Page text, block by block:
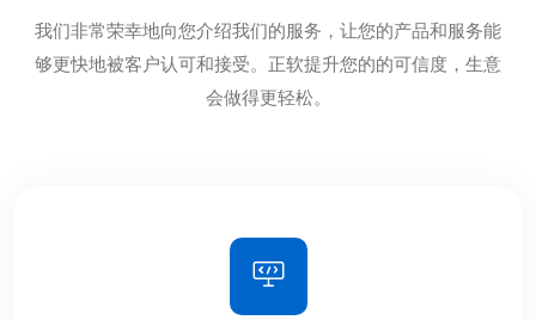
我们非常荣幸地向您介绍我们的服务，让您的产品和服务能
够更快地被客户认可和接受。正软提升您的的可信度，生意
会做得更轻松。